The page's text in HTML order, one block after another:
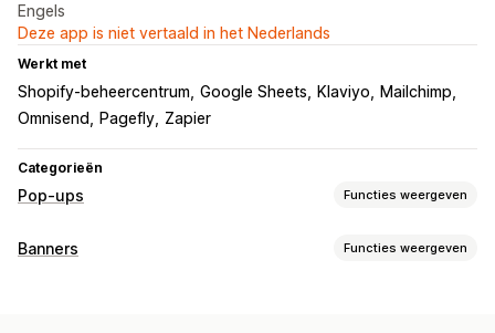
Engels
Deze app is niet vertaald in het Nederlands
Werkt met
Shopify-beheercentrum Google Sheets Klaviyo
Mailchimp
Omnisend
Pagefly Zapier
Categorieën
Pop-ups Functies weergeven
Soorten pop-ups
Banners Functies weergeven